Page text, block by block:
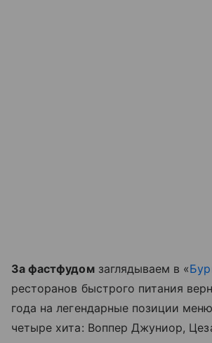
За фастфудомзаглядываем в «
ресторанов быстрого питания
года на легендарные позиции
четыре хита: Воппер Джуниор,